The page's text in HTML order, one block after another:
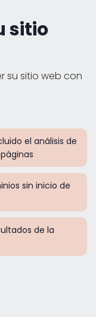
sitio
su sitio web con
el análisis de
sin inicio de
de la